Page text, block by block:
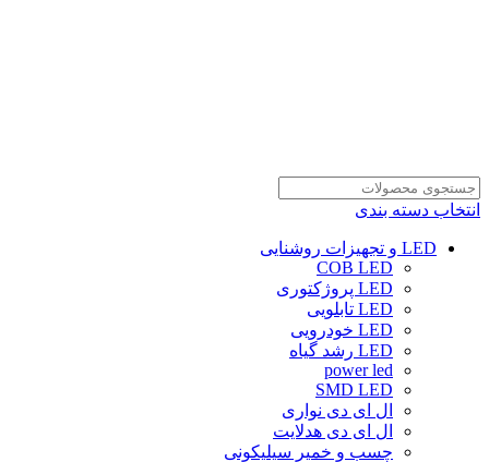
انتخاب دسته بندی
LED و تجهیزات روشنایی
COB LED
LED پروژکتوری
LED تابلویی
LED خودرویی
LED رشد گیاه
power led
SMD LED
ال ای دی نواری
ال ای دی هدلایت
چسب و خمیر سیلیکونی